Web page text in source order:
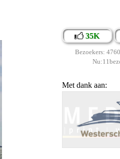
35K
Bezoekers:
Met dank aan: